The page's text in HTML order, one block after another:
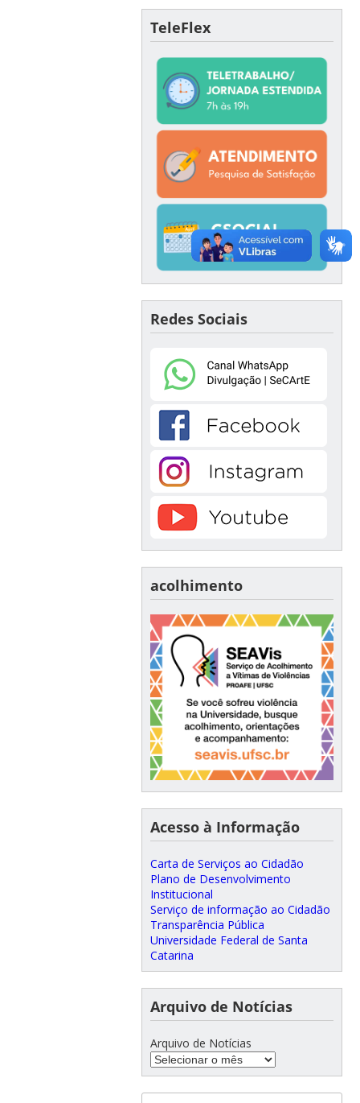
TeleFlex
Redes Sociais
acolhimento
Acesso à Informação
Carta de Serviços ao Cidadão
Plano de Desenvolvimento
Institucional
Serviço de informação ao Cidadão
Transparência Pública
Universidade Federal de Santa
Catarina
Arquivo de Notícias
Arquivo de Notícias